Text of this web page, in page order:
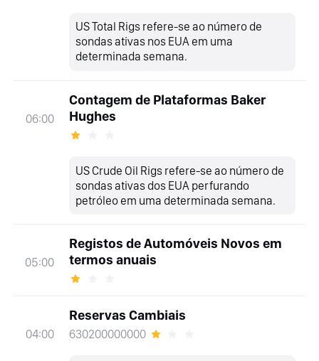
US Total Rigs refere-se ao número de
sondas ativas nos EUA em uma
determinada semana.
06:00
Contagem de Plataformas Baker
Hughes
US Crude Oil Rigs refere-se ao número de
sondas ativas dos EUA perfurando
petróleo em uma determinada semana.
05:00
Registos de Automóveis Novos em
termos anuais
04:00
Reservas Cambiais
630200000000